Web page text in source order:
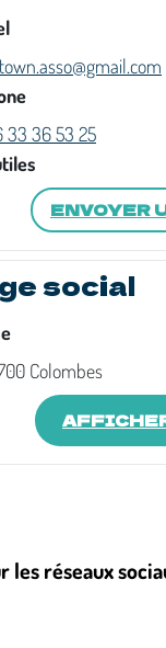
33 36 53 25
ENVOYER
social
Colombes
les réseaux